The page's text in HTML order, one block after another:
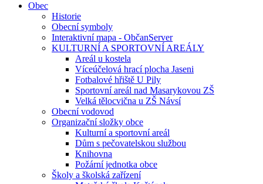
Obec
Historie
Obecní symboly
Interaktivní mapa - ObčanServer
KULTURNÍ A SPORTOVNÍ AREÁLY
Areál u kostela
Víceúčelová hrací plocha Jaseni
Fotbalové hřiště U Pily
Sportovní areál nad Masarykovou ZŠ
Velká tělocvična u ZŠ Návsí
Obecní vodovod
Organizační složky obce
Kulturní a sportovní areál
Dům s pečovatelskou službou
Knihovna
Požární jednotka obce
Školy a školská zařízení